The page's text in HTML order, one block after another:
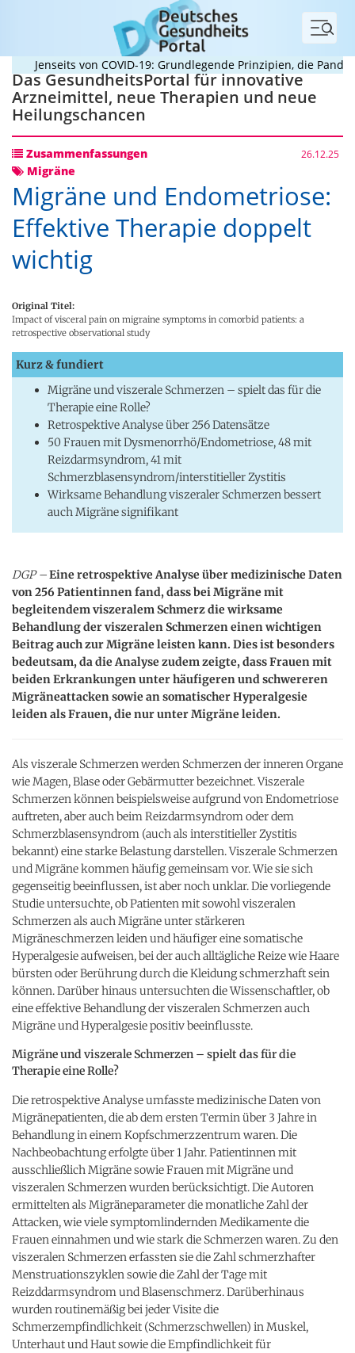
Menü
Jenseits von COVID-19: Grundlegende Prinzipien, die
Das GesundheitsPortal für innovative
Arzneimittel, neue Therapien und neue
Heilungschancen
Zusammenfassungen 26.12.25
Migräne
Migräne und Endometriose:
Effektive Therapie doppelt
wichtig
Original Titel:
Impact of visceral pain on migraine symptoms in comorbid patients: a
retrospective observational study
Kurz & fundiert
Migräne und viszerale Schmerzen – spielt das für die
Therapie eine Rolle?
Retrospektive Analyse über 256 Datensätze
50 Frauen mit Dysmenorrhö/Endometriose, 48 mit
Reizdarmsyndrom, 41 mit
Schmerzblasensyndrom/interstitieller Zystitis
Wirksame Behandlung viszeraler Schmerzen bessert
auch Migräne signifikant
DGP –Eine retrospektive Analyse über medizinische Daten
von 256 Patientinnen fand, dass bei Migräne mit
begleitendem viszeralem Schmerz die wirksame
Behandlung der viszeralen Schmerzen einen wichtigen
Beitrag auch zur Migräne leisten kann. Dies ist besonders
bedeutsam, da die Analyse zudem zeigte, dass Frauen mit
beiden Erkrankungen unter häufigeren und schwereren
Migräneattacken sowie an somatischer Hyperalgesie
leiden als Frauen, die nur unter Migräne leiden.
Als viszerale Schmerzen werden Schmerzen der inneren Organe
wie Magen, Blase oder Gebärmutter bezeichnet. Viszerale
Schmerzen können beispielsweise aufgrund von Endometriose
auftreten, aber auch beim Reizdarmsyndrom oder dem
Schmerzblasensyndrom (auch als interstitieller Zystitis
bekannt) eine starke Belastung darstellen. Viszerale Schmerzen
und Migräne kommen häufig gemeinsam vor. Wie sie sich
gegenseitig beeinflussen, ist aber noch unklar. Die vorliegende
Studie untersuchte, ob Patienten mit sowohl viszeralen
Schmerzen als auch Migräne unter stärkeren
Migräneschmerzen leiden und häufiger eine somatische
Hyperalgesie aufweisen, bei der auch alltägliche Reize wie Haare
bürsten oder Berührung durch die Kleidung schmerzhaft sein
können. Darüber hinaus untersuchten die Wissenschaftler, ob
eine effektive Behandlung der viszeralen Schmerzen auch
Migräne und Hyperalgesie positiv beeinflusste.
Migräne und viszerale Schmerzen – spielt das für die
Therapie eine Rolle?
Die retrospektive Analyse umfasste medizinische Daten von
Migränepatienten, die ab dem ersten Termin über 3 Jahre in
Behandlung in einem Kopfschmerzzentrum waren. Die
Nachbeobachtung erfolgte über 1 Jahr. Patientinnen mit
ausschließlich Migräne sowie Frauen mit Migräne und
viszeralen Schmerzen wurden berücksichtigt. Die Autoren
ermittelten als Migräneparameter die monatliche Zahl der
Attacken, wie viele symptomlindernden Medikamente die
Frauen einnahmen und wie stark die Schmerzen waren. Zu den
viszeralen Schmerzen erfassten sie die Zahl schmerzhafter
Menstruationszyklen sowie die Zahl der Tage mit
Reizddarmsyndrom und Blasenschmerz. Darüberhinaus
wurden routinemäßig bei jeder Visite die
Schmerzempfindlichkeit (Schmerzschwellen) in Muskel,
Unterhaut und Haut sowie die Empfindlichkeit für